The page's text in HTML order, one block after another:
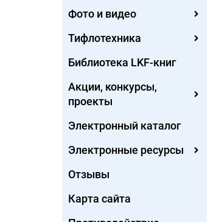
Фото и видео
Тифлотехника
Библиотека LKF-книг
Акции, конкурсы,
проекты
Электронный каталог
Электронные ресурсы
Отзывы
Карта сайта